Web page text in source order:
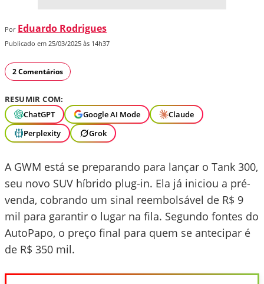
Por Eduardo Rodrigues
Publicado em 25/03/2025 às 14h37
2 Comentários
RESUMIR COM:
ChatGPT
Google AI Mode
Claude
Perplexity
Grok
A GWM está se preparando para lançar o Tank 300,
seu novo SUV híbrido plug-in. Ela já iniciou a pré-
venda, cobrando um sinal reembolsável de R$ 9
mil para garantir o lugar na fila. Segundo fontes do
AutoPapo, o preço final para quem se antecipar é
de R$ 350 mil.